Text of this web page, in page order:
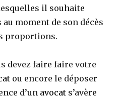
il souhaite
moment de son décès
proportions.
devez faire faire votre
ou encore le déposer
d’un avocat s’avère